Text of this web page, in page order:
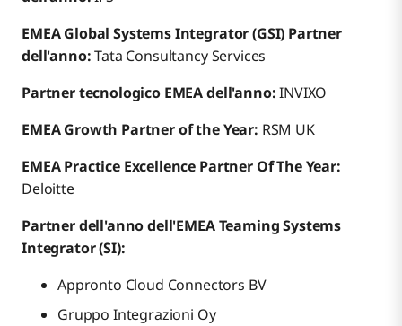
EMEA Global Systems Integrator (GSI) Partner
dell'anno:Tata Consultancy Services
Partner tecnologico EMEA dell'anno:INVIXO
EMEA Growth Partner of the Year: RSM UK
EMEA Practice Excellence Partner Of The Year:
Deloitte
Partner dell'anno dell'EMEA Teaming Systems
Integrator (SI):
Appronto Cloud Connectors BV
Gruppo Integrazioni Oy